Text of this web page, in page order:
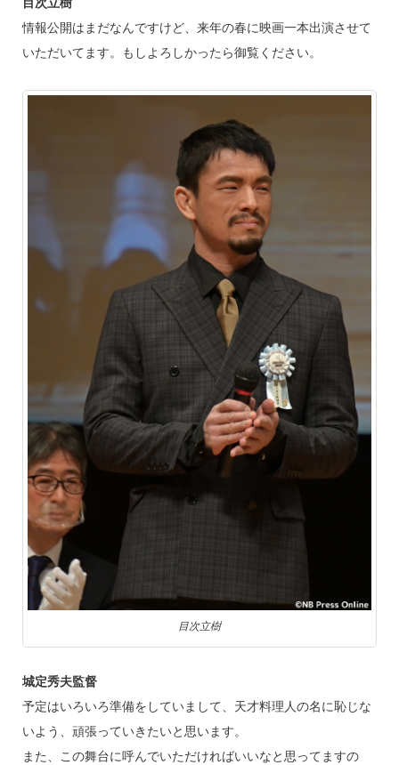
情報公開はまだなんですけど、来年の春に映画一本出演させて
いただいてます。もしよろしかったら御覧ください。
目次立樹
城定秀夫監督
予定はいろいろ準備をしていまして、天才料理人の名に恥じな
いよう、頑張っていきたいと思います。
また、この舞台に呼んでいただければいいなと思ってますの